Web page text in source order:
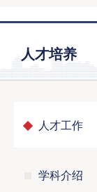
人才培养
人才工作
学科介绍